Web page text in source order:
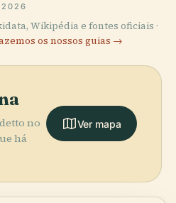
2026
Wikipédia e fontes oficiais ·
os nossos guias →
no
há
Ver mapa